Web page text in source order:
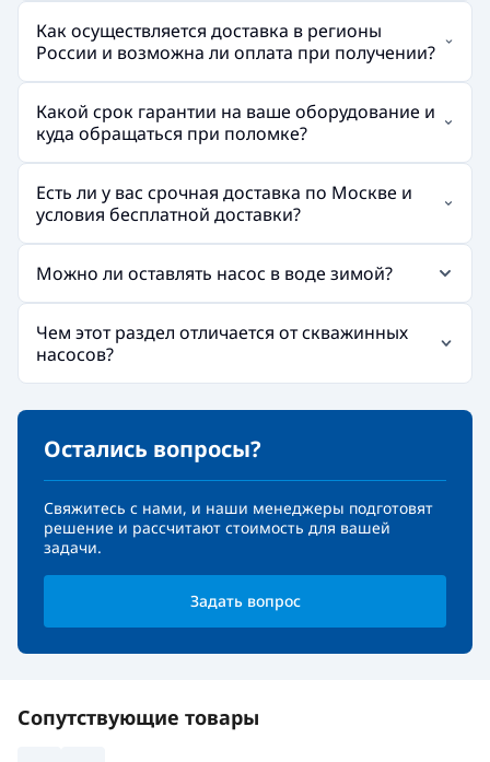
Как осуществляется доставка в регионы
России и возможна ли оплата при получении?
Какой срок гарантии на ваше оборудование и
куда обращаться при поломке?
Есть ли у вас срочная доставка по Москве и
условия бесплатной доставки?
Можно ли оставлять насос в воде зимой?
Чем этот раздел отличается от скважинных
насосов?
Остались вопросы?
Свяжитесь с нами, и наши менеджеры подготовят
решение и рассчитают стоимость для вашей
задачи.
Задать вопрос
Сопутствующие товары